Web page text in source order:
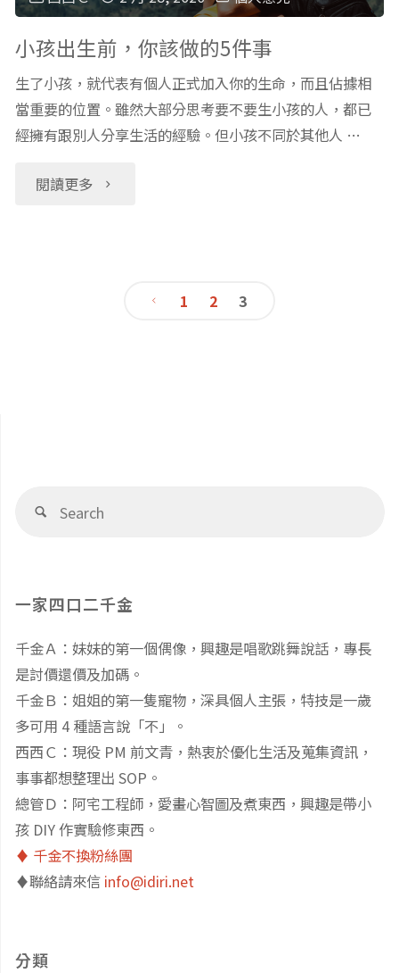
品
及
嬰
幼
兒"
(1)
食
材"
庭
預
備
小孩出生前，你該做的5件事
生了小孩，就代表有個人正式加入你的生命，而且佔據相
當重要的位置。雖然大部分思考要不要生小孩的人，都已
經擁有跟別人分享生活的經驗。但小孩不同於其他人 …
閱讀更多
"小
件
事"
1 2 3
Search
一家四口二千金
千金Ａ：妹妹的第一個偶像，興趣是唱歌跳舞說話，專長
是討價還價及加碼。
千金Ｂ：姐姐的第一隻寵物，深具個人主張，特技是一歲
多可用 4 種語言說「不」。
西西Ｃ：現役 PM 前文青，熱衷於優化生活及蒐集資訊，
事事都想整理出 SOP。
總管Ｄ：阿宅工程師，愛畫心智圖及煮東西，興趣是帶小
孩 DIY 作實驗修東西。
♦️ 千金不換粉絲團
♦️聯絡請來信 info@idiri.net
分類